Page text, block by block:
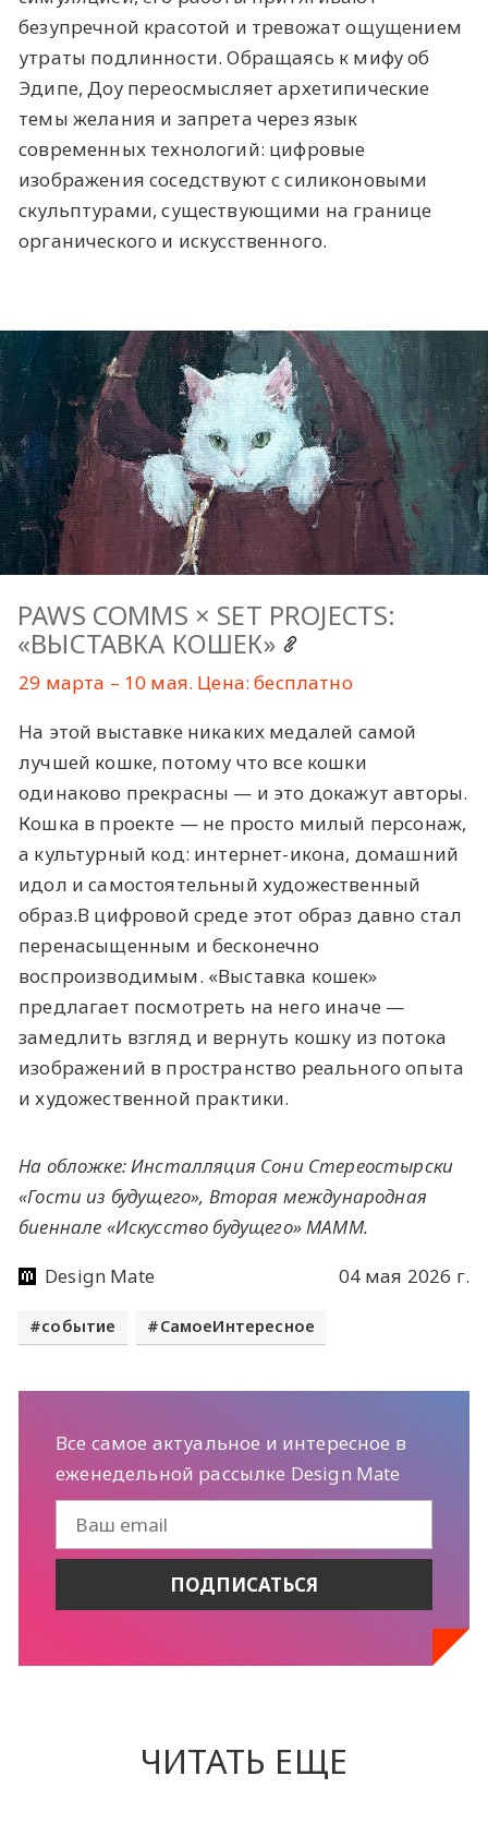
безупречной красотой и тревожат ощущением
утраты подлинности. Обращаясь к мифу об
Эдипе, Доу переосмысляет архетипические
темы желания и запрета через язык
современных технологий: цифровые
изображения соседствуют с силиконовыми
скульптурами, существующими на границе
органического и искусственного.
PAWS COMMS × SET PROJECTS:
«ВЫСТАВКА КОШЕК»
29 марта – 10 мая. Цена: бесплатно
На этой выставке никаких медалей самой
лучшей кошке, потому что все кошки
одинаково прекрасны — и это докажут авторы.
Кошка в проекте — не просто милый персонаж,
а культурный код: интернет-икона, домашний
идол и самостоятельный художественный
образ.В цифровой среде этот образ давно стал
перенасыщенным и бесконечно
воспроизводимым. «Выставка кошек»
предлагает посмотреть на него иначе —
замедлить взгляд и вернуть кошку из потока
изображений в пространство реального опыта
и художественной практики.
На обложке: Инсталляция Сони Стереостырски
«Гости из будущего», Вторая международная
биеннале «Искусство будущего» МАММ.
Design Mate
04 мая 2026 г.
событие СамоеИнтересное
Все самое актуальное и интересное в
еженедельной рассылке Design Mate
ЧИТАТЬ ЕЩЕ